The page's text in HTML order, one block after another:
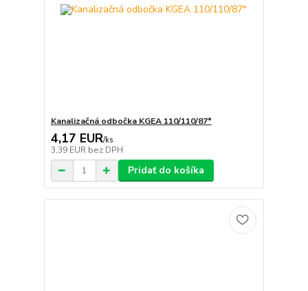
Kanalizačná odbočka KGEA 110/110/87°
4,17 EUR/ks
3,39 EUR bez DPH
Pridať do košíka